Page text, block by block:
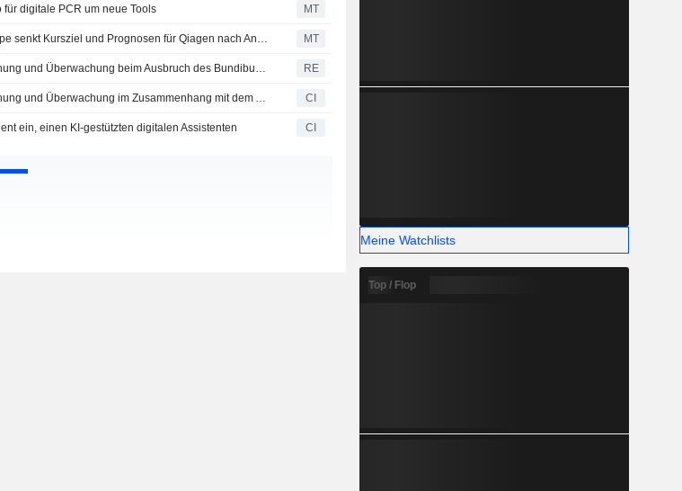
digitale PCR um neue Tools MT
AlphaValue/Baader Europe senkt Kursziel und Prognosen für Qiagen nach Anpassung der Mittelfristziele MT
Qiagen unterstützt Forschung und Überwachung beim Ausbruch des Bundibugyo-Ebolavirus RE
Qiagen unterstützt Forschung und Überwachung im Zusammenhang mit dem Ausbruch des Bundibugyo-Ebolavirus CI
ein, einen KI-gestützten digitalen Assistenten CI
Meine Watchlists
Top / Flop